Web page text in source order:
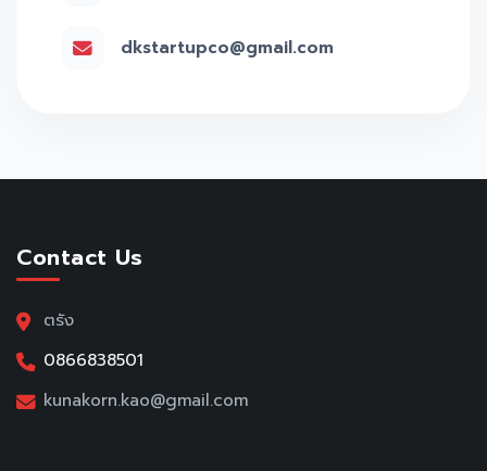
dkstartupco@gmail.com
Contact Us
ตรัง
0866838501
kunakorn.kao@gmail.com